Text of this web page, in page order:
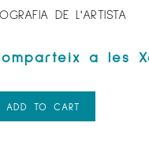
DE L'ARTISTA
ADD TO CART